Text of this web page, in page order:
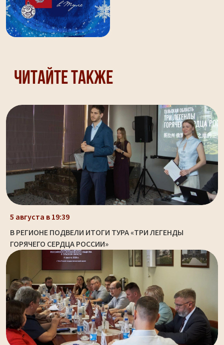
Читайте также
5 августа в 19:39
В РЕГИОНЕ ПОДВЕЛИ ИТОГИ ТУРА «ТРИ ЛЕГЕНДЫ
ГОРЯЧЕГО СЕРДЦА РОССИИ»